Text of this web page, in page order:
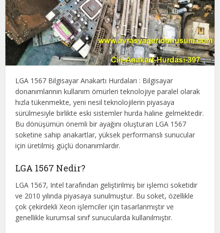
LGA 1567 Bilgisayar Anakartı Hurdaları : Bilgisayar
donanımlarının kullanım ömürleri teknolojiye paralel olarak
hızla tükenmekte, yeni nesil teknolojilerin piyasaya
sürülmesiyle birlikte eski sistemler hurda haline gelmektedir.
Bu dönüşümün önemli bir ayağını oluşturan LGA 1567
soketine sahip anakartlar, yüksek performanslı sunucular
için üretilmiş güçlü donanımlardır.
LGA 1567 Nedir?
LGA 1567, Intel tarafından geliştirilmiş bir işlemci soketidir
ve 2010 yılında piyasaya sunulmuştur. Bu soket, özellikle
çok çekirdekli Xeon işlemciler için tasarlanmıştır ve
genellikle kurumsal sınıf sunucularda kullanılmıştır.